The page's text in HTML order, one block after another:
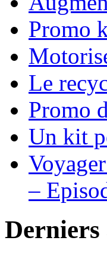
Promo
Le
Promo
Un kit
–
Derniers